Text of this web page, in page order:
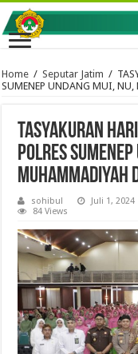
Home / Seputar Jatim /
SUMENEP UNDANG MUI,
TASYAKURAN
POLRES
MUHAMMADIYAH
sohibul Juli 1, 2024
84 Views